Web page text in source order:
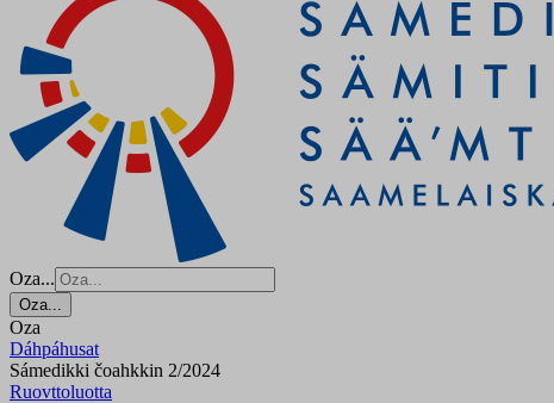
Oza...
Oza...
Oza
Dáhpáhusat
Sámedikki čoahkkin 2/2024
Ruovttoluotta